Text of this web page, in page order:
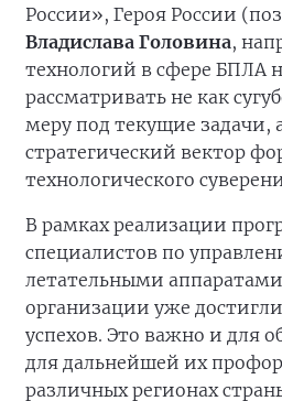
России», Героя России
Владислава Головина,
технологий в сфере БПЛА
рассматривать не как
меру под текущие задачи,
стратегический вектор
технологического
В рамках реализации
специалистов по
летательными
организации уже
успехов. Это важно и для
для дальнейшей их
различных регионах